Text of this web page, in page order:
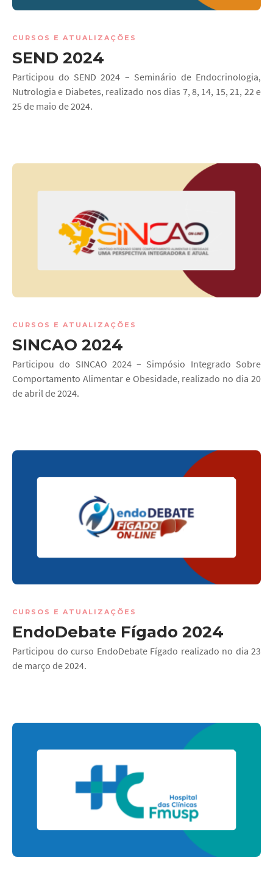
CURSOS E ATUALIZAÇÕES
SEND 2024
Participou do SEND 2024 – Seminário de Endocrinologia,
Nutrologia e Diabetes, realizado nos dias 7, 8, 14, 15, 21, 22 e
25 de maio de 2024.
CURSOS E ATUALIZAÇÕES
SINCAO 2024
Participou do SINCAO 2024 – Simpósio Integrado Sobre
Comportamento Alimentar e Obesidade, realizado no dia 20
de abril de 2024.
CURSOS E ATUALIZAÇÕES
EndoDebate Fígado 2024
Participou do curso EndoDebate Fígado realizado no dia 23
de março de 2024.